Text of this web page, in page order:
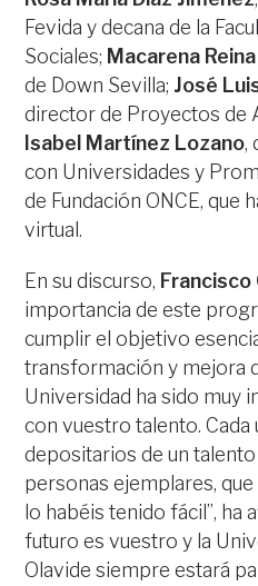
Fevida y decana de la
Sociales; Macarena
de Down Sevilla; José
director de Proyectos de
Isabel Martínez Lozano,
con Universidades y
de Fundación ONCE, que
virtual.
En su discurso, Francisco
importancia de este
cumplir el objetivo
transformación y mejora
Universidad ha sido muy
con vuestro talento.
depositarios de un
personas ejemplares,
lo habéis tenido fácil”, ha
futuro es vuestro y la
Olavide siempre estará